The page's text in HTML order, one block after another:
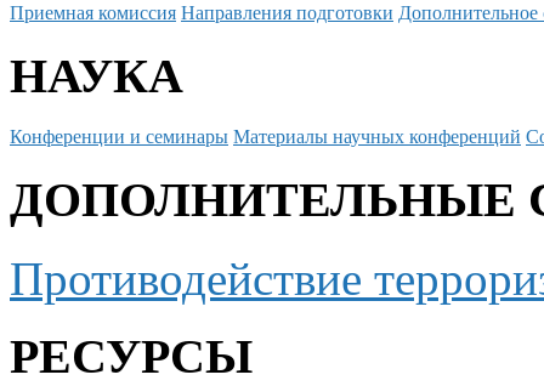
Приемная комиссия Направления подготовки Дополнительное
НАУКА
Конференции и семинары Материалы научных конференций
ДОПОЛНИТЕЛЬНЫЕ
Противодействие
РЕСУРСЫ